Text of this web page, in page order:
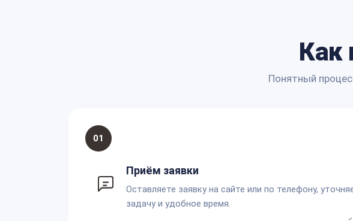
Как
Понятный
01
Приём заявки
Оставляете заявку на сайте или по телефону,
задачу и удобное время.